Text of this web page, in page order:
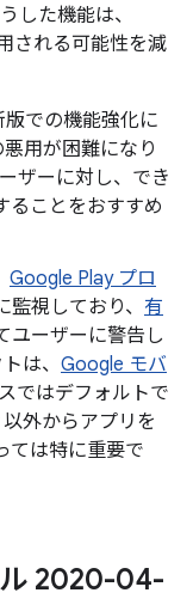
した機能は、
される可能性を減
での機能強化に
用が困難になり
ザーに対し、でき
ることをおすすめ
Google Play プロ
視しており、 有
ユーザーに警告し
は、 Google モバ
ではデフォルトで
外からアプリを
ては特に重要で
2020-04-